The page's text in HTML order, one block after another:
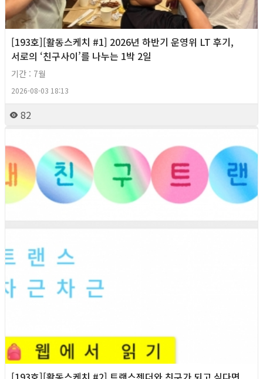
[193호][활동스케치 #1] 2026년 하반기 운영위 LT 후기,
서로의 ‘친구사이’를 나누는 1박 2일
기간 : 7월
2026-08-03 18:13
82